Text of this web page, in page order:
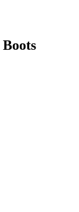
Boots